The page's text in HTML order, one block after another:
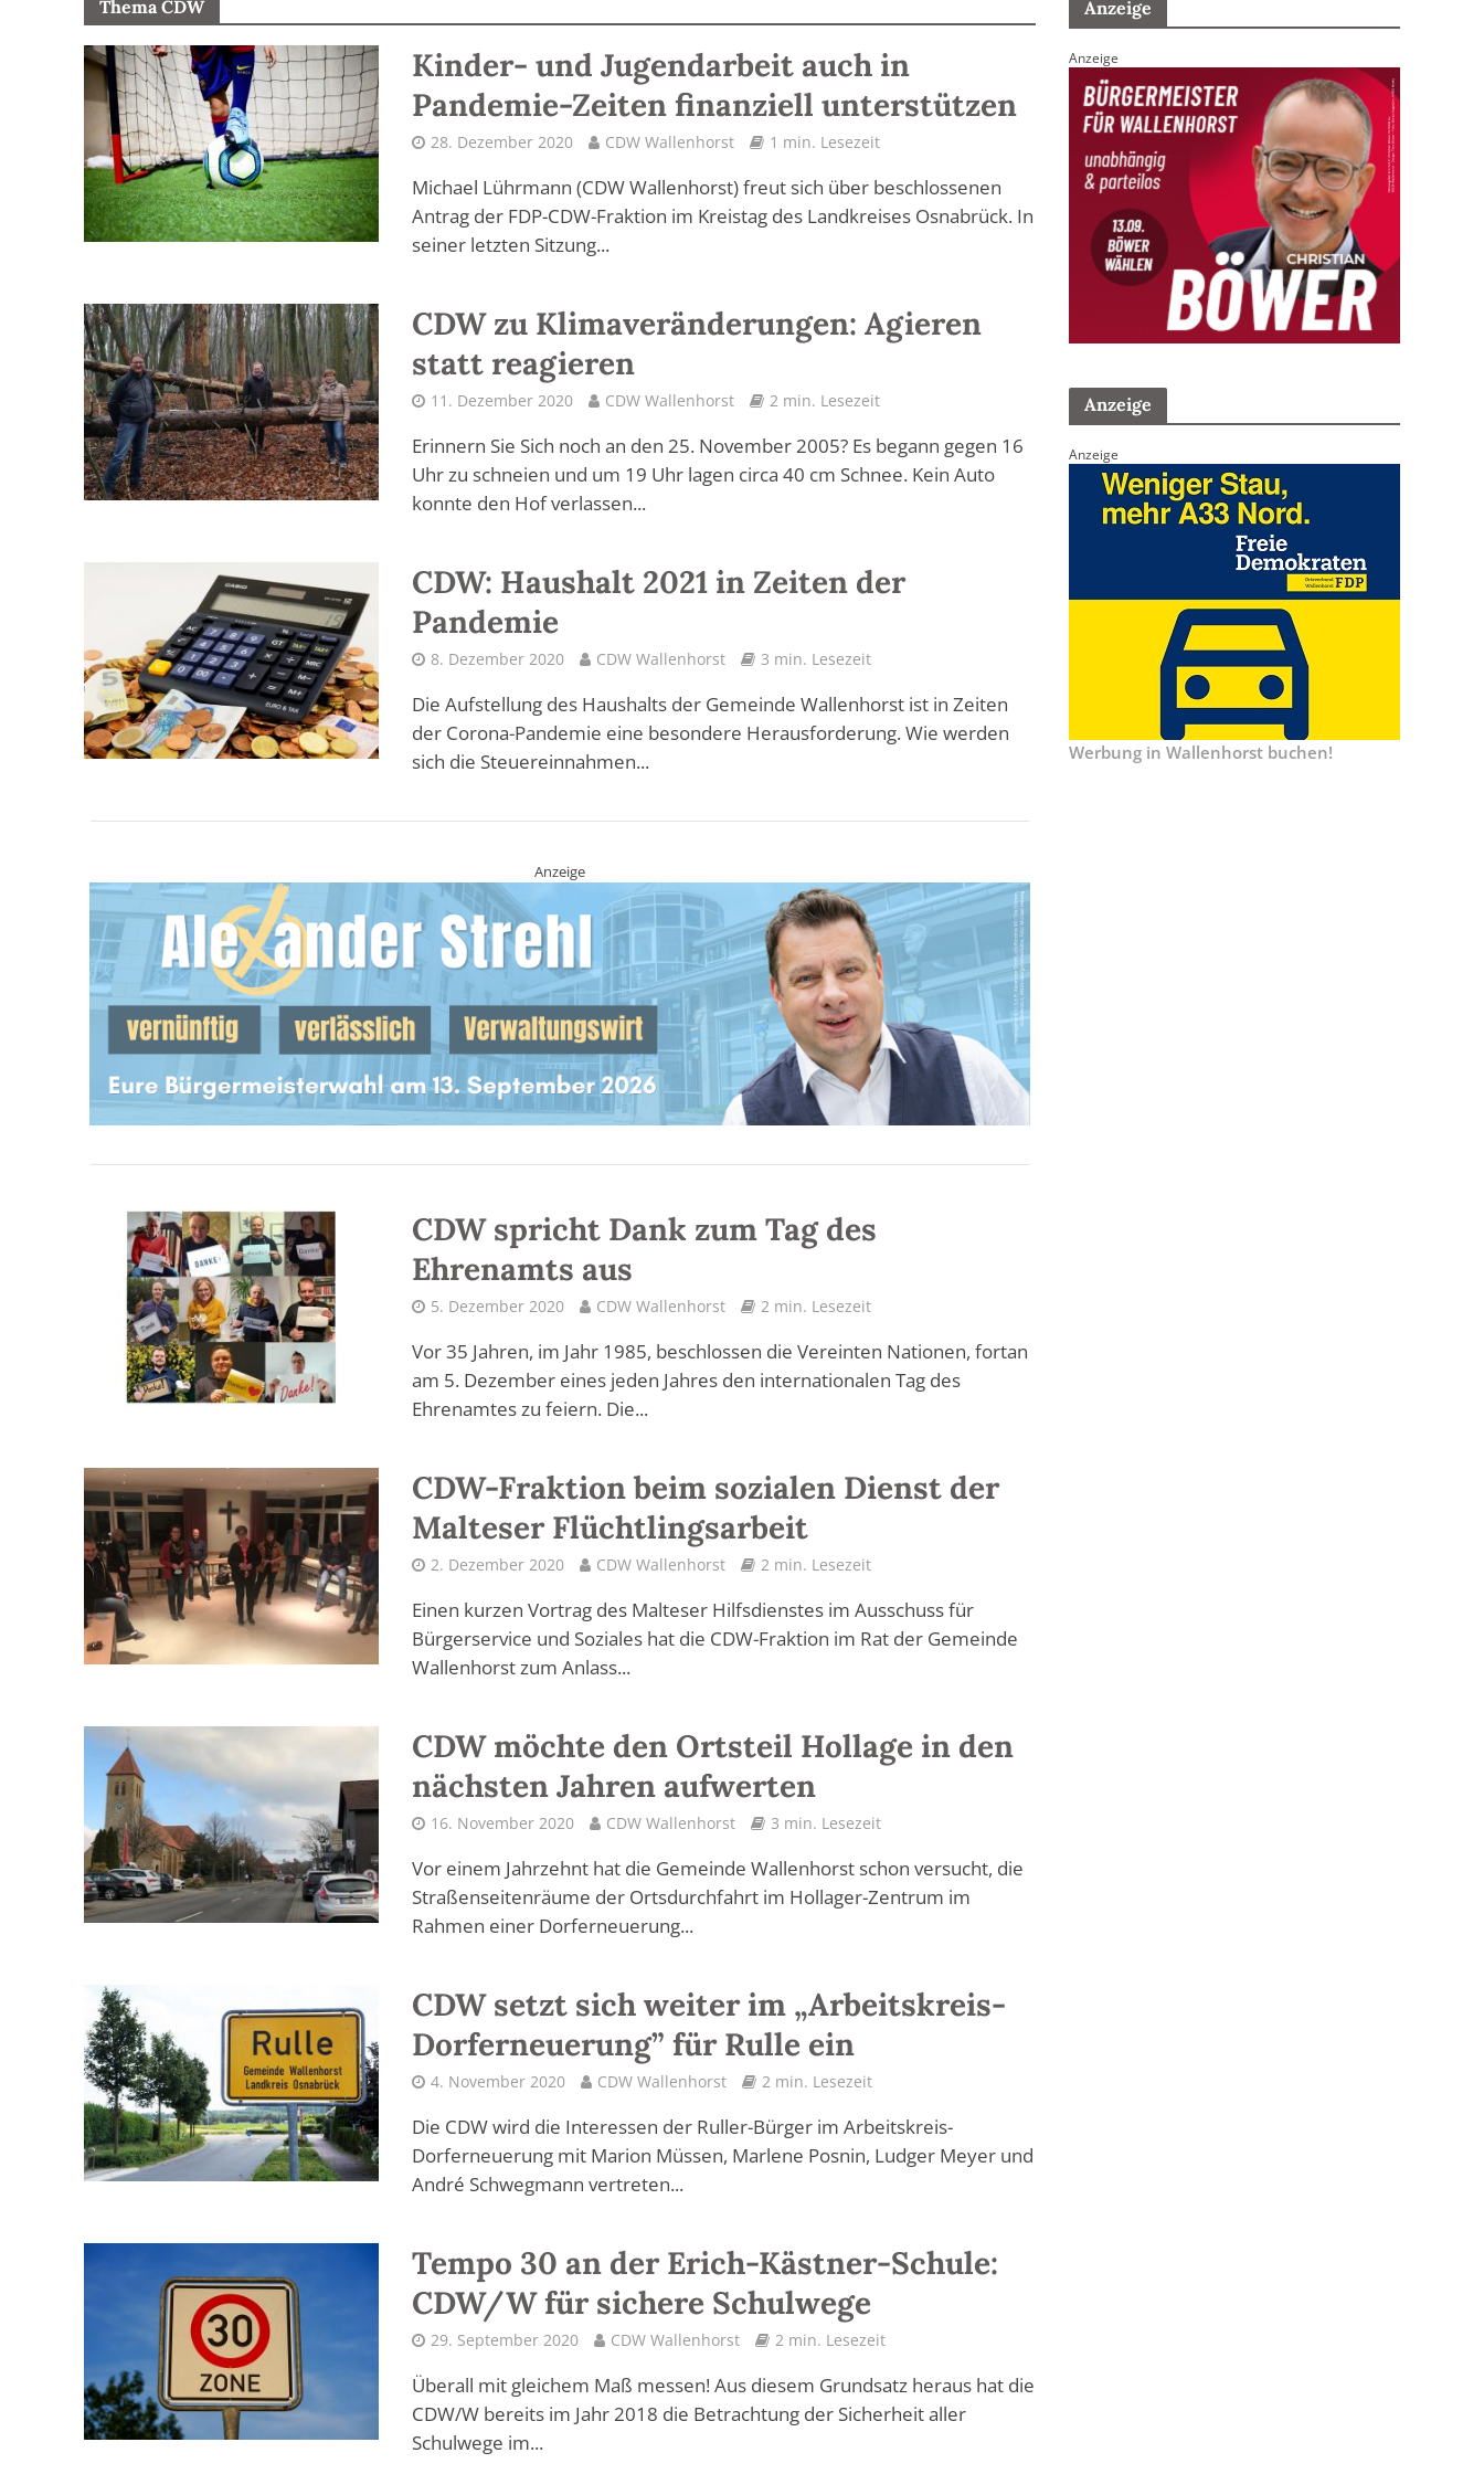
Thema CDW
Kinder- und Jugendarbeit auch in
Pandemie-Zeiten finanziell unterstützen
28. Dezember 2020 CDW Wallenhorst 1 min. Lesezeit
Michael Lührmann (CDW Wallenhorst) freut sich über beschlossenen
Antrag der FDP-CDW-Fraktion im Kreistag des Landkreises Osnabrück. In
seiner letzten Sitzung...
CDW zu Klimaveränderungen: Agieren
statt reagieren
11. Dezember 2020 CDW Wallenhorst 2 min. Lesezeit
Erinnern Sie Sich noch an den 25. November 2005? Es begann gegen 16
Uhr zu schneien und um 19 Uhr lagen circa 40 cm Schnee. Kein Auto
konnte den Hof verlassen...
CDW: Haushalt 2021 in Zeiten der
Pandemie
8. Dezember 2020 CDW Wallenhorst 3 min. Lesezeit
Die Aufstellung des Haushalts der Gemeinde Wallenhorst ist in Zeiten
der Corona-Pandemie eine besondere Herausforderung. Wie werden
sich die Steuereinnahmen...
Anzeige
CDW spricht Dank zum Tag des
Ehrenamts aus
5. Dezember 2020 CDW Wallenhorst 2 min. Lesezeit
Vor 35 Jahren, im Jahr 1985, beschlossen die Vereinten Nationen, fortan
am 5. Dezember eines jeden Jahres den internationalen Tag des
Ehrenamtes zu feiern. Die...
CDW-Fraktion beim sozialen Dienst der
Malteser Flüchtlingsarbeit
2. Dezember 2020 CDW Wallenhorst 2 min. Lesezeit
Einen kurzen Vortrag des Malteser Hilfsdienstes im Ausschuss für
Bürgerservice und Soziales hat die CDW-Fraktion im Rat der Gemeinde
Wallenhorst zum Anlass...
CDW möchte den Ortsteil Hollage in den
nächsten Jahren aufwerten
16. November 2020 CDW Wallenhorst 3 min. Lesezeit
Vor einem Jahrzehnt hat die Gemeinde Wallenhorst schon versucht, die
Straßenseitenräume der Ortsdurchfahrt im Hollager-Zentrum im
Rahmen einer Dorferneuerung...
CDW setzt sich weiter im „Arbeitskreis-
Dorferneuerung” für Rulle ein
4. November 2020 CDW Wallenhorst 2 min. Lesezeit
Die CDW wird die Interessen der Ruller-Bürger im Arbeitskreis-
Dorferneuerung mit Marion Müssen, Marlene Posnin, Ludger Meyer und
André Schwegmann vertreten...
Tempo 30 an der Erich-Kästner-Schule:
CDW/W für sichere Schulwege
29. September 2020 CDW Wallenhorst 2 min. Lesezeit
Überall mit gleichem Maß messen! Aus diesem Grundsatz heraus hat die
CDW/W bereits im Jahr 2018 die Betrachtung der Sicherheit aller
Schulwege im...
Anzeige
Anzeige
Anzeige
Anzeige
Werbung in Wallenhorst buchen!